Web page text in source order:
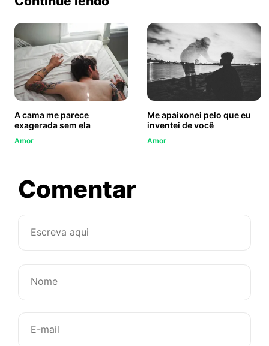
A cama me parece
exagerada sem ela
Amor
Me apaixonei pelo que eu
inventei de você
Amor
Comentarsobre